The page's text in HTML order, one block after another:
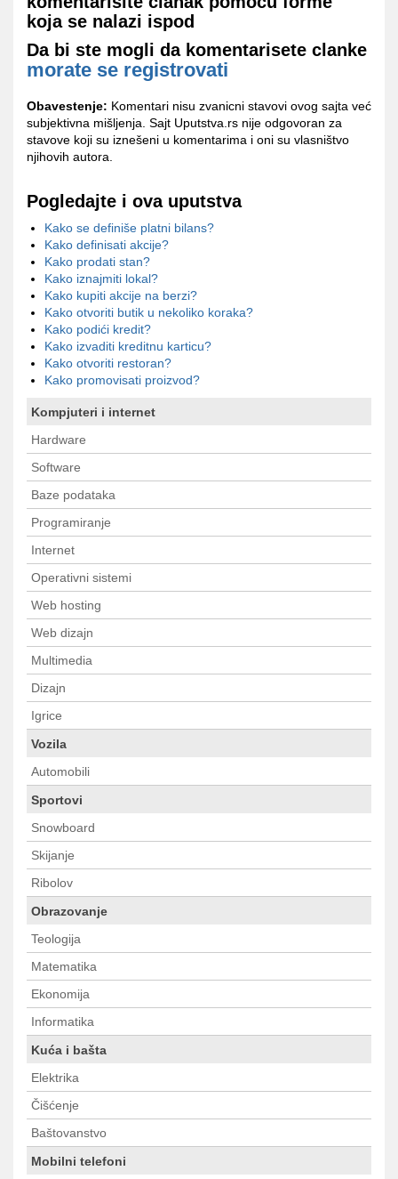
koja se nalazi ispod
Da bi ste mogli da komentarisete clanke
morate se registrovati
Obavestenje: Komentari nisu zvanicni stavovi ovog sajta već
subjektivna mišljenja. Sajt Uputstva.rs nije odgovoran za
stavove koji su iznešeni u komentarima i oni su vlasništvo
njihovih autora.
Pogledajte i ova uputstva
Kako se definiše platni bilans?
Kako definisati akcije?
Kako prodati stan?
Kako iznajmiti lokal?
Kako kupiti akcije na berzi?
Kako otvoriti butik u nekoliko koraka?
Kako podići kredit?
Kako izvaditi kreditnu karticu?
Kako otvoriti restoran?
Kako promovisati proizvod?
Kompjuteri i internet
Hardware
Software
Baze podataka
Programiranje
Internet
Operativni sistemi
Web hosting
Web dizajn
Multimedia
Dizajn
Igrice
Vozila
Automobili
Sportovi
Snowboard
Skijanje
Ribolov
Obrazovanje
Teologija
Matematika
Ekonomija
Informatika
Kuća i bašta
Elektrika
Čišćenje
Baštovanstvo
Mobilni telefoni